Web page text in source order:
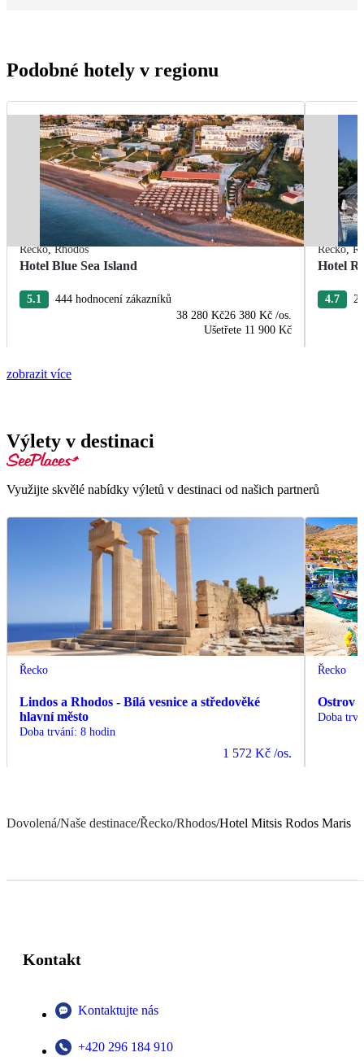
Podobné hotely v regionu
Řecko,Rhodos
Hotel Blue Sea Island
5.1
444 hodnocení zákazníků
38 280 Kč26 380 Kč /os.
Ušetřete 11 900 Kč
Řecko,
Hotel
4.7
zobrazit více
Výlety v destinaci
Využijte skvělé nabídky výletů v destinaci od našich partnerů
Řecko
Lindos a Rhodos - Bílá vesnice a středověké
hlavní město
Doba trvání: 8 hodin
1 572 Kč /os.
Řecko
Ostrov
Doba
Dovolená/Naše destinace/Řecko/Rhodos/Hotel Mitsis Rodos Maris
Kontakt
Kontaktujte nás
+420 296 184 910